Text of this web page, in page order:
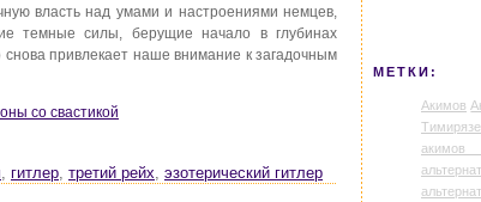
власть над умами и настроениями немцев,
темные силы, берущие начало в глубинах
привлекает наше внимание к загадочным
со свастикой
гитлер третий рейх эзотерический гитлер
МЕТКИ:
Акимов
акимов